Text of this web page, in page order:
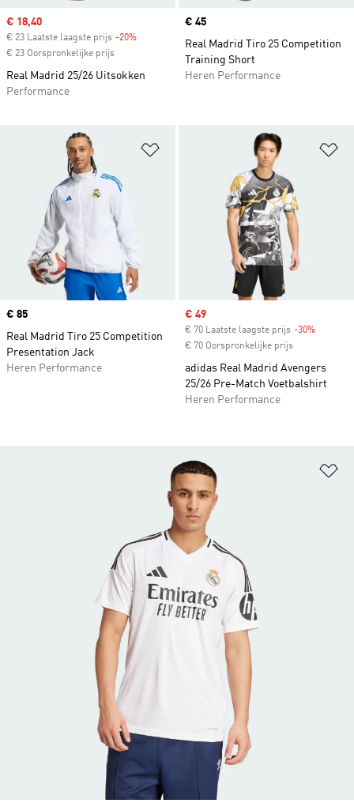
Sale price
€ 18,40
€ 23 Laatste laagste prijs -20%
€ 23 Oorspronkelijke prijs
Real Madrid 25/26 Uitsokken
Performance
Price
€ 45
Real Madrid Tiro 25 Competition
Training Short
Heren Performance
Op verlanglijst zetten
Price
€ 85
Real Madrid Tiro 25 Competition
Presentation Jack
Heren Performance
Sale price
€ 49
€ 70 Laatste laagste prijs -30%
€ 70 Oorspronkelijke prijs
adidas Real Madrid Avengers
25/26 Pre-Match Voetbalshirt
Heren Performance